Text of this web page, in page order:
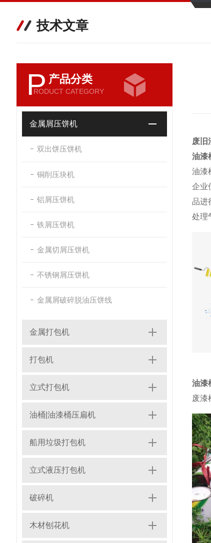
技术文章
P 产品分类
RODUCT CATEGORY
金属屑压饼机
双出饼压饼机
铜削压块机
铝屑压饼机
铁屑压饼机
金属切屑压饼机
不锈钢屑压饼机
金属屑破碎脱油压饼线
金属打包机
打包机
立式打包机
油桶|油漆桶压扁机
船用垃圾打包机
立式液压打包机
破碎机
木材刨花机
废旧
油漆
油漆
企业
品进
处理
油漆
废漆